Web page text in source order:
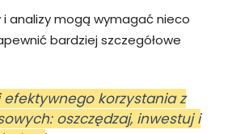
analizy mogą wymagać nieco
bardziej szczegółowe
efektywnego korzystania z
oszczędzaj, inwestuj i